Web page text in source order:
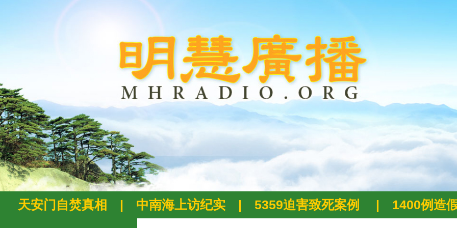
天安门自焚真相 | 中南海上访纪实 | 5359迫害致死案例 | 1400例造